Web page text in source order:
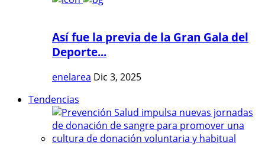
Así fue la previa de la Gran Gala del
Deporte...
enelarea Dic 3, 2025
Tendencias